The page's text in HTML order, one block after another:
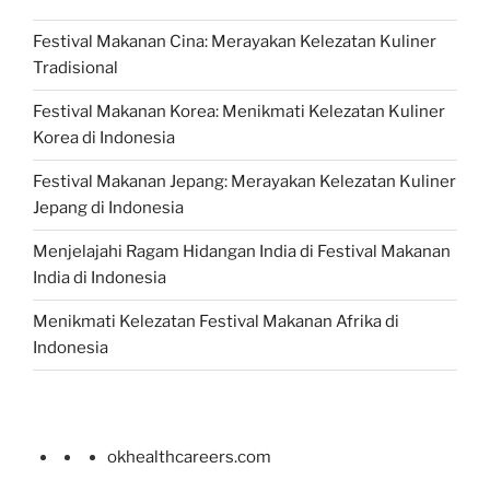
Festival Makanan Cina: Merayakan Kelezatan Kuliner
Tradisional
Festival Makanan Korea: Menikmati Kelezatan Kuliner
Korea di Indonesia
Festival Makanan Jepang: Merayakan Kelezatan Kuliner
Jepang di Indonesia
Menjelajahi Ragam Hidangan India di Festival Makanan
India di Indonesia
Menikmati Kelezatan Festival Makanan Afrika di
Indonesia
okhealthcareers.com